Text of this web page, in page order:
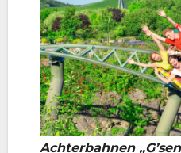
Achterbahnen